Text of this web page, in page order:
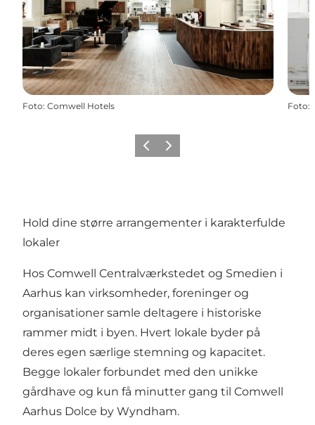
Foto: Comwell Hotels Foto:
ForrigeNæste
Hold dine større arrangementer i karakterfulde
lokaler
Hos Comwell Centralværkstedet og Smedien i
Aarhus kan virksomheder, foreninger og
organisationer samle deltagere i historiske
rammer midt i byen. Hvert lokale byder på
deres egen særlige stemning og kapacitet.
Begge lokaler forbundet med den unikke
gårdhave og kun få minutter gang til Comwell
Aarhus Dolce by Wyndham.